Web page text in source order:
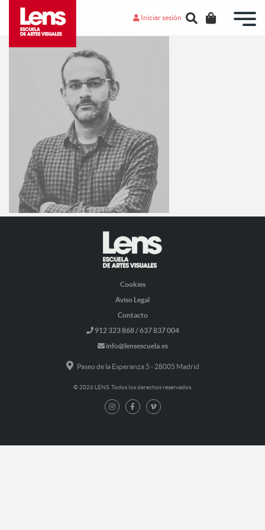
Iniciar sesión
Cookies
Aviso Legal
Contacto
912 323 868 / 637 837 004
info@lensescuela.es
Paseo de la Esperanza 5 - 28005 Madrid
© 2026 LENS. Todos los derechos reservados.